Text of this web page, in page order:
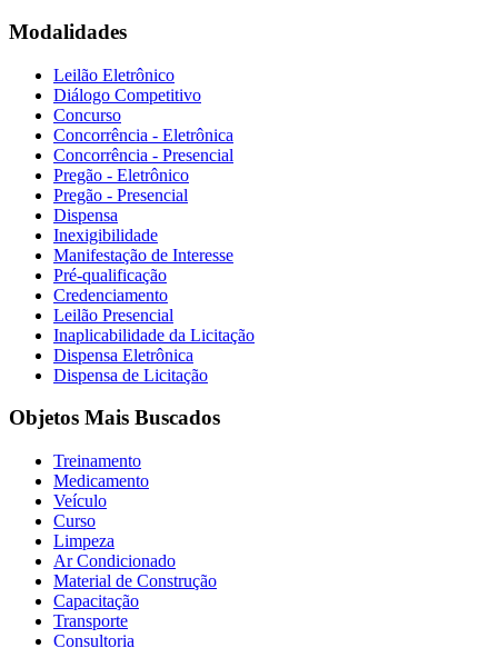
Modalidades
Leilão Eletrônico
Diálogo Competitivo
Concurso
Concorrência - Eletrônica
Concorrência - Presencial
Pregão - Eletrônico
Pregão - Presencial
Dispensa
Inexigibilidade
Manifestação de Interesse
Pré-qualificação
Credenciamento
Leilão Presencial
Inaplicabilidade da Licitação
Dispensa Eletrônica
Dispensa de Licitação
Objetos Mais Buscados
Treinamento
Medicamento
Veículo
Curso
Limpeza
Ar Condicionado
Material de Construção
Capacitação
Transporte
Consultoria